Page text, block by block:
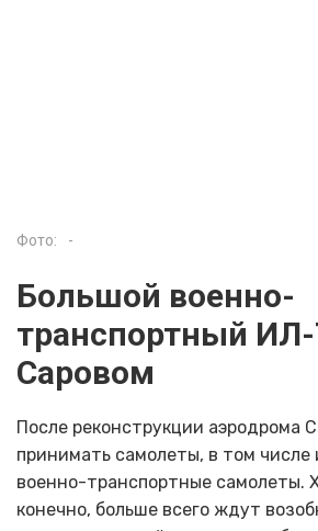
Фото: -
Большой военно-
транспортный
Саровом
После реконструкции аэродрома
принимать самолеты, в том числе
военно-транспортные самолеты.
конечно, больше всего ждут